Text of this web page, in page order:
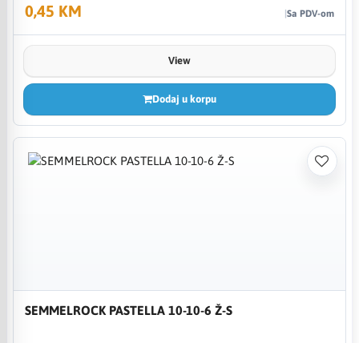
0,45 KM Sa PDV-om
View
Dodaj u korpu
SEMMELROCK PASTELLA 10-10-6 Ž-S